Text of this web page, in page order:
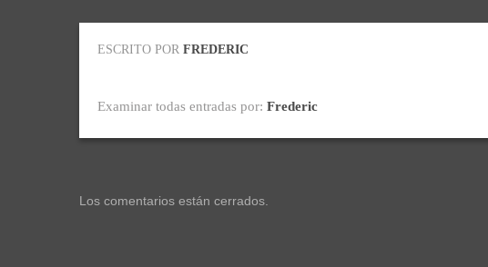
ESCRITO POR FREDERIC
Examinar todas entradas por: Frederic
Los comentarios están cerrados.